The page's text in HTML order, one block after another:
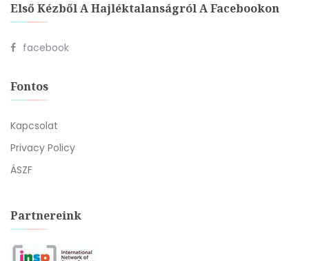
Első Kézből A Hajléktalanságról A Facebookon
facebook
Fontos
Kapcsolat
Privacy Policy
ÁSZF
Partnereink